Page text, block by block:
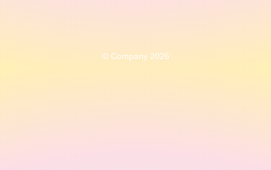
© Company 2026